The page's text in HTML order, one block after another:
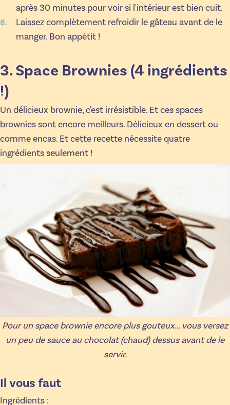
après 30 minutes pour voir si l'intérieur est bien cuit.
Laissez complètement refroidir le gâteau avant de le
manger. Bon appétit !
3. Space Brownies (4 ingrédients
!)
Un délicieux brownie, c'est irrésistible. Et ces spaces
brownies sont encore meilleurs. Délicieux en dessert ou
comme encas. Et cette recette nécessite quatre
ingrédients seulement !
Pour un space brownie encore plus gouteux... vous versez
un peu de sauce au chocolat (chaud) dessus avant de le
servir.
Il vous faut
Ingrédients :